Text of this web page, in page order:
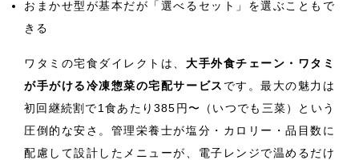
おまかせ型が基本だが「選べるセット」を選ぶこともで
きる
ワタミの宅食ダイレクトは、大手外食チェーン・ワタミ
が手がける冷凍惣菜の宅配サービス です。最大の魅力は
初回継続割で1食あたり385円〜（いつでも三菜）という
圧倒的な安さ。管理栄養士が塩分・カロリー・品目数に
配慮して設計したメニューが、電子レンジで温めるだけ